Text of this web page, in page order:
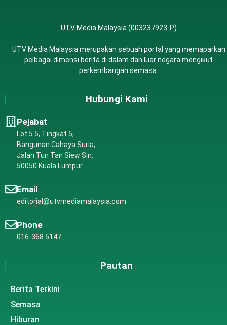
UTV Media Malaysia (003237923-P)
UTV Media Malaysia merupakan sebuah portal yang memaparkan
pelbagai dimensi berita di dalam dan luar negara mengikut
perkembangan semasa.
Hubungi Kami
Pejabat
Lot 5.5, Tingkat 5,
Bangunan Cahaya Suria,
Jalan Tun Tan Siew Sin,
50050 Kuala Lumpur
Email
editorial@utvmediamalaysia.com
Phone
016-368 5147
Pautan
Berita Terkini
Semasa
Hiburan